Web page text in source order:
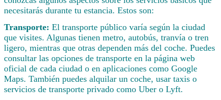
necesitarás durante tu estancia. Estos son:
Transporte: El transporte público varía según la ciudad
que visites. Algunas tienen metro, autobús, tranvía o tren
ligero, mientras que otras dependen más del coche. Puedes
consultar las opciones de transporte en la página web
oficial de cada ciudad o en aplicaciones como Google
Maps. También puedes alquilar un coche, usar taxis o
servicios de transporte privado como Uber o Lyft.